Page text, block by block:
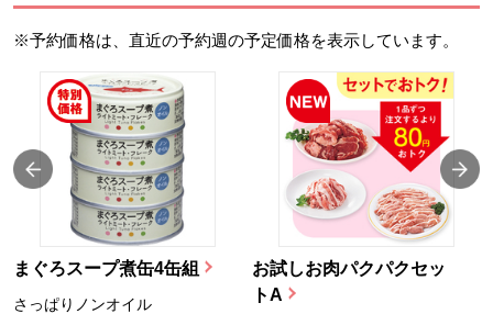
※予約価格は、直近の予約週の予定価格を表示しています。
まぐろスープ煮缶4缶組
さっぱりノンオイル
お試しお肉パクパクセッ
トA